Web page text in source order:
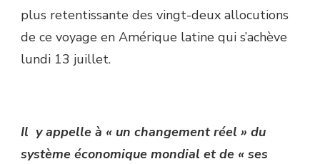
plus retentissante des vingt-deux allocutions
de ce voyage en Amérique latine qui s’achève
lundi 13 juillet.
Il y appelle à « un changement réel » du
système économique mondial et de « ses